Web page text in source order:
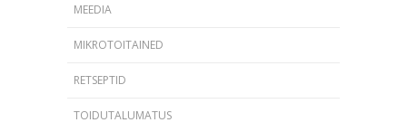
MEEDIA
MIKROTOITAINED
RETSEPTID
TOIDUTALUMATUS